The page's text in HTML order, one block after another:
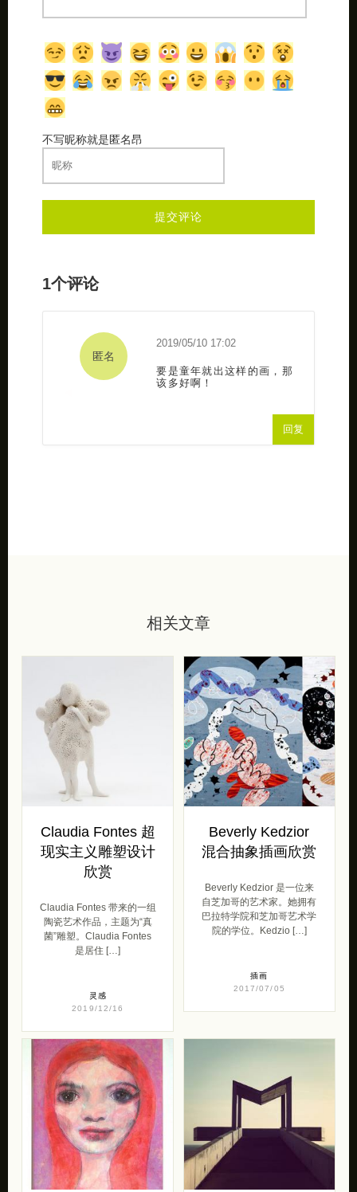
不写昵称就是匿名昂
1个评论
匿名
2019/05/10 17:02
要是童年就出这样的画，那
该多好啊！
回复
相关文章
Claudia Fontes 超
现实主义雕塑设计
欣赏
Claudia Fontes 带来的一组
陶瓷艺术作品，主题为“真
菌”雕塑。Claudia Fontes
是居住 […]
灵感
2019/12/16
Beverly Kedzior
混合抽象插画欣赏
Beverly Kedzior 是一位来
自芝加哥的艺术家。她拥有
巴拉特学院和芝加哥艺术学
院的学位。Kedzio […]
插画
2017/07/05